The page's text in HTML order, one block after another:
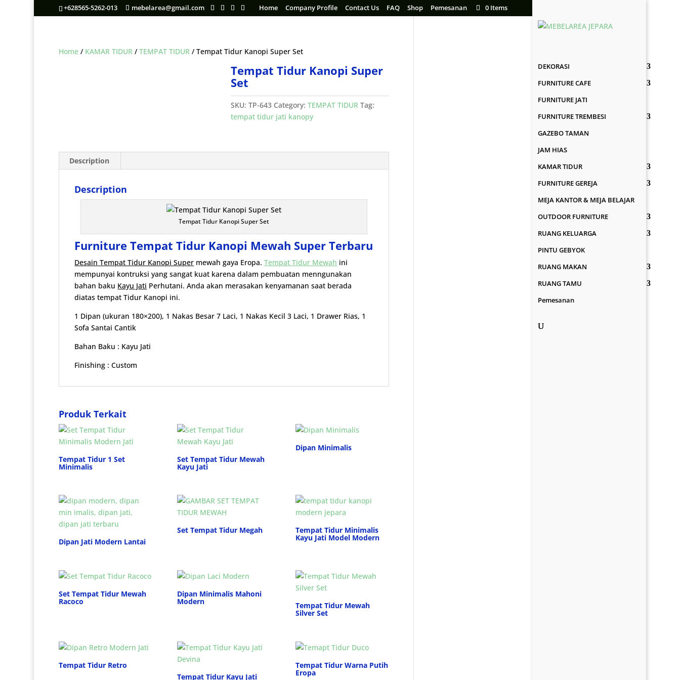
+628565-5262-013 mebelarea@gmail.com Home Company Profile Contact Us FAQ Shop Pemesanan 0 Items
DEKORASI
FURNITURE CAFE
FURNITURE JATI
FURNITURE TREMBESI
GAZEBO TAMAN
JAM HIAS
KAMAR TIDUR
FURNITURE GEREJA
MEJA KANTOR & MEJA BELAJAR
OUTDOOR FURNITURE
RUANG KELUARGA
PINTU GEBYOK
RUANG MAKAN
RUANG TAMU
Pemesanan
Home / KAMAR TIDUR /TEMPAT TIDUR / Tempat Tidur Kanopi Super Set
Tempat Tidur Kanopi Super
Set
SKU: TP-643 Category: TEMPAT TIDUR Tag:
tempat tidur jati kanopy
Description
Description
Tempat Tidur Kanopi Super Set
Furniture Tempat Tidur Kanopi Mewah Super Terbaru
Desain Tempat Tidur Kanopi Super mewah gaya Eropa.Tempat Tidur Mewah ini
mempunyai kontruksi yang sangat kuat karena dalam pembuatan menngunakan
bahan baku Kayu Jati Perhutani. Anda akan merasakan kenyamanan saat berada
diatas tempat Tidur Kanopi ini.
1 Dipan (ukuran 180×200), 1 Nakas Besar 7 Laci, 1 Nakas Kecil 3 Laci, 1 Drawer Rias, 1
Sofa Santai Cantik
Bahan Baku : Kayu Jati
Finishing : Custom
Produk Terkait
Tempat Tidur 1 Set
Minimalis
Set Tempat Tidur Mewah
Kayu Jati
Dipan Minimalis
Dipan Jati Modern Lantai
Set Tempat Tidur Megah Tempat Tidur Minimalis
Kayu Jati Model Modern
Set Tempat Tidur Mewah
Racoco
Dipan Minimalis Mahoni
Modern Tempat Tidur Mewah
Silver Set
Tempat Tidur Retro
Tempat Tidur Kayu Jati
Tempat Tidur Warna Putih
Eropa